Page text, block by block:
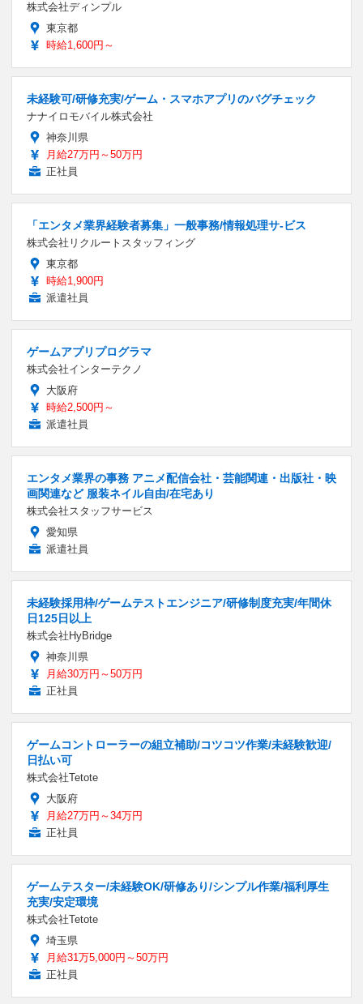
株式会社ディンプル
東京都
時給1,600円～
未経験可/研修充実/ゲーム・スマホアプリのバグチェック
ナナイロモバイル株式会社
神奈川県
月給27万円～50万円
正社員
「エンタメ業界経験者募集」一般事務/情報処理サ-ビス
株式会社リクルートスタッフィング
東京都
時給1,900円
派遣社員
ゲームアプリプログラマ
株式会社インターテクノ
大阪府
時給2,500円～
派遣社員
エンタメ業界の事務 アニメ配信会社・芸能関連・出版社・映
画関連など 服装ネイル自由/在宅あり
株式会社スタッフサービス
愛知県
派遣社員
未経験採用枠/ゲームテストエンジニア/研修制度充実/年間休
日125日以上
株式会社HyBridge
神奈川県
月給30万円～50万円
正社員
ゲームコントローラーの組立補助/コツコツ作業/未経験歓迎/
日払い可
株式会社Tetote
大阪府
月給27万円～34万円
正社員
ゲームテスター/未経験OK/研修あり/シンプル作業/福利厚生
充実/安定環境
株式会社Tetote
埼玉県
月給31万5,000円～50万円
正社員